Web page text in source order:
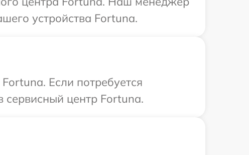
устройства Fortuna.
Если потребуется
сервисный центр Fortuna.